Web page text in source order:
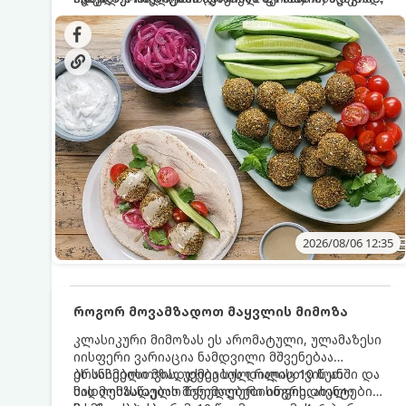
სალათებთან ერთად ან ტახინის (სესამის)
სოუსთან მირთმევისთვის.
იდეალურად შეინარჩუნოს და არ დაიშალოს.
დრო: 10–15 წუთი ულუფა: 20–24 ცალი ბურთულა
(4–6 პორცია)
2026/08/06 12:35
როგორ მოვამზადოთ მაყვლის მიმოზა
კლასიკური მიმოზას ეს არომატული, ულამაზესი
იისფერი ვარიაცია ნამდვილი მშვენებაა
ბრანჩებისთვის, უქმეების დილისთვის ან
სადღესასწაულო წვეულებებისთვის. ახალი
ეს სასმელი მზადდება სულ რაღაც 10 წუთში და
მის მომზადებას მინიმალური ინგრედიენტები